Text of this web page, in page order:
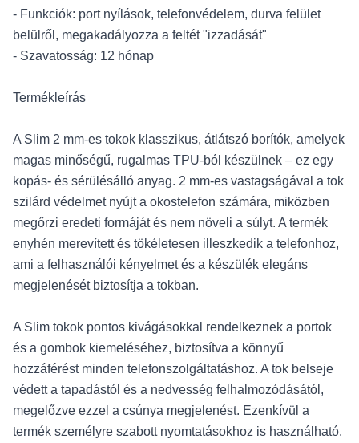
- Funkciók: port nyílások, telefonvédelem, durva felület
belülről, megakadályozza a feltét "izzadását"
- Szavatosság: 12 hónap
Termékleírás
A Slim 2 mm-es tokok klasszikus, átlátszó borítók, amelyek
magas minőségű, rugalmas TPU-ból készülnek – ez egy
kopás- és sérülésálló anyag. 2 mm-es vastagságával a tok
szilárd védelmet nyújt a okostelefon számára, miközben
megőrzi eredeti formáját és nem növeli a súlyt. A termék
enyhén merevített és tökéletesen illeszkedik a telefonhoz,
ami a felhasználói kényelmet és a készülék elegáns
megjelenését biztosítja a tokban.
A Slim tokok pontos kivágásokkal rendelkeznek a portok
és a gombok kiemeléséhez, biztosítva a könnyű
hozzáférést minden telefonszolgáltatáshoz. A tok belseje
védett a tapadástól és a nedvesség felhalmozódásától,
megelőzve ezzel a csúnya megjelenést. Ezenkívül a
termék személyre szabott nyomtatásokhoz is használható.